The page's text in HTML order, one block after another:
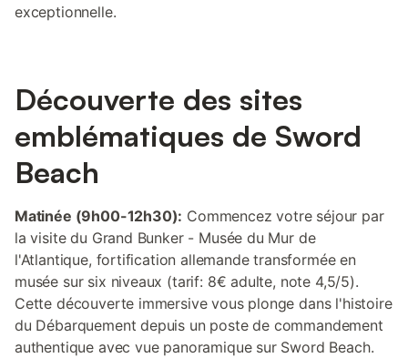
exceptionnelle.
Découverte des sites
emblématiques de Sword
Beach
Matinée (9h00-12h30): Commencez votre séjour par
la visite du Grand Bunker - Musée du Mur de
l'Atlantique, fortification allemande transformée en
musée sur six niveaux (tarif: 8€ adulte, note 4,5/5).
Cette découverte immersive vous plonge dans l'histoire
du Débarquement depuis un poste de commandement
authentique avec vue panoramique sur Sword Beach.